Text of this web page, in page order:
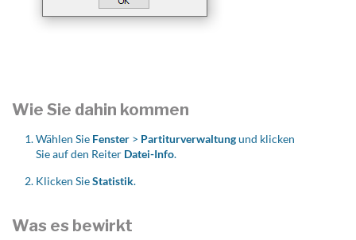
Wie Sie dahin kommen
Wählen Sie Fenster > Partiturverwaltungund klicken
Sie auf den Reiter Datei-Info.
Klicken SieStatistik.
Was es bewirkt